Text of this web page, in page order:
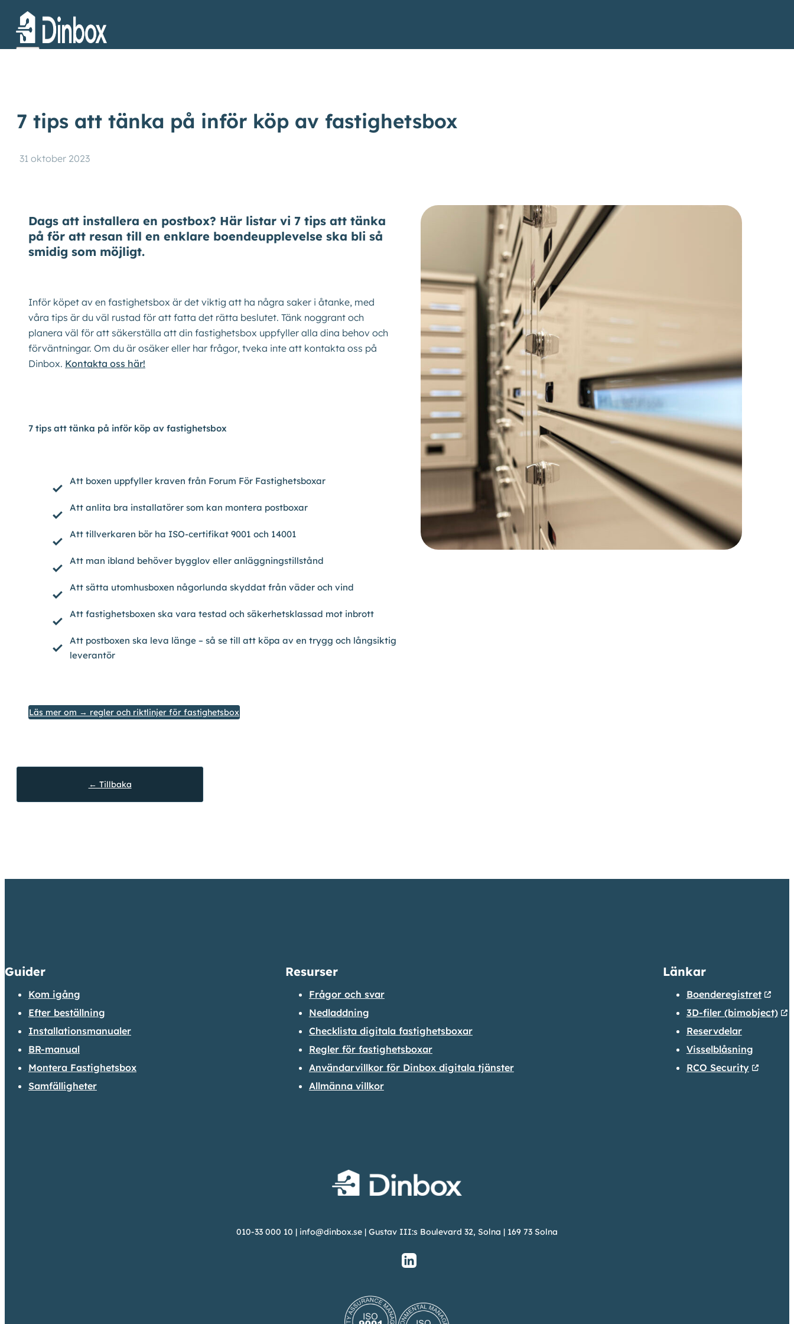
Kundcase
Kontakta oss
Shop
7 tips att tänka på inför köp av fastighetsbox
31 oktober 2023
Dags att installera en postbox? Här listar vi 7 tips att tänka
på för att resan till en enklare boendeupplevelse ska bli så
smidig som möjligt.
Inför köpet av en fastighetsbox är det viktig att ha några saker i åtanke, med
våra tips är du väl rustad för att fatta det rätta beslutet. Tänk noggrant och
planera väl för att säkerställa att din fastighetsbox uppfyller alla dina behov och
förväntningar. Om du är osäker eller har frågor, tveka inte att kontakta oss på
Dinbox. Kontakta oss här!
7 tips att tänka på inför köp av fastighetsbox
Att boxen uppfyller kraven från Forum För Fastighetsboxar
Att anlita bra installatörer som kan montera postboxar
Att tillverkaren bör ha ISO-certifikat 9001 och 14001
Att man ibland behöver bygglov eller anläggningstillstånd
Att sätta utomhusboxen någorlunda skyddat från väder och vind
Att fastighetsboxen ska vara testad och säkerhetsklassad mot inbrott
Att postboxen ska leva länge – så se till att köpa av en trygg och långsiktig
leverantör
Läs mer om → regler och riktlinjer för fastighetsbox
← Tillbaka
Guider
Kom igång
Efter beställning
Installationsmanualer
BR-manual
Montera Fastighetsbox
Samfälligheter
Resurser
Frågor och svar
Nedladdning
Checklista digitala fastighetsboxar
Regler för fastighetsboxar
Användarvillkor för Dinbox digitala tjänster
Allmänna villkor
Länkar
Boenderegistret
3D-filer (bimobject)
Reservdelar
Visselblåsning
RCO Security
010-33 000 10 | info@dinbox.se | Gustav III:s Boulevard 32, Solna | 169 73 Solna